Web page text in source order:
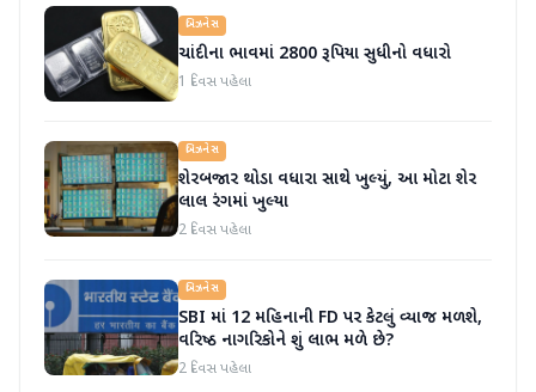
બિઝનેસ
ચાંદીના ભાવમાં 2800 રૂપિયા સુધીનો વધારો
1 દિવસ પહેલા
બિઝનેસ
શેરબજાર થોડા વધારા સાથે ખુલ્યું, આ મોટા શેર
લાલ રંગમાં ખુલ્યા
2 દિવસ પહેલા
બિઝનેસ
SBI માં 12 મહિનાની FD પર કેટલું વ્યાજ મળશે,
વરિષ્ઠ નાગરિકોને શું લાભ મળે છે?
2 દિવસ પહેલા